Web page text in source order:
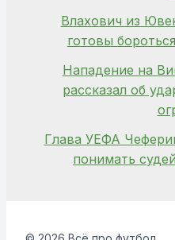
Влахович из
готовы
Нападение на
рассказал об
Глава УЕФА
понимать